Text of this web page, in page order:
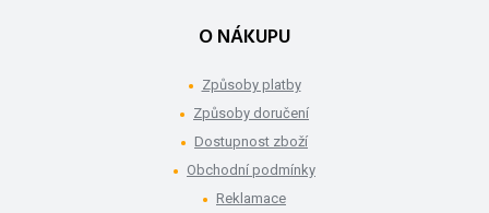
O NÁKUPU
Způsoby platby
Způsoby doručení
Dostupnost zboží
Obchodní podmínky
Reklamace